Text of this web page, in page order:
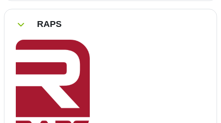
Einklappen
RAPS